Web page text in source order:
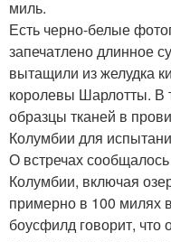
миль.
Есть черно-белые
запечатлено длинное
вытащили из желудка
королевы Шарлотты. В
образцы тканей в
Колумбии для
О встречах
Колумбии, включая
примерно в 100 милях
боусфилд говорит, что